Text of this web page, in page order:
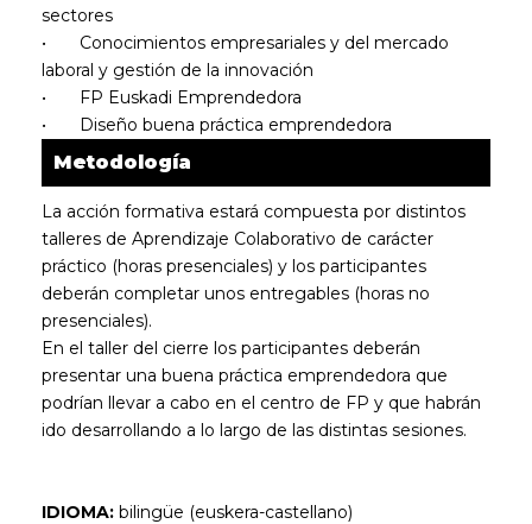
sectores
•
Conocimientos empresariales y del mercado
laboral y gestión de la innovación
•
FP Euskadi Emprendedora
•
Diseño buena práctica emprendedora
Metodología
La acción formativa estará compuesta por distintos
talleres de Aprendizaje Colaborativo de carácter
práctico (horas presenciales) y los participantes
deberán completar unos entregables (horas no
presenciales).
En el taller del cierre los participantes deberán
presentar una buena práctica emprendedora que
podrían llevar a cabo en el centro de FP y que habrán
ido desarrollando a lo largo de las distintas sesiones.
IDIOMA: bilingüe (euskera-castellano)